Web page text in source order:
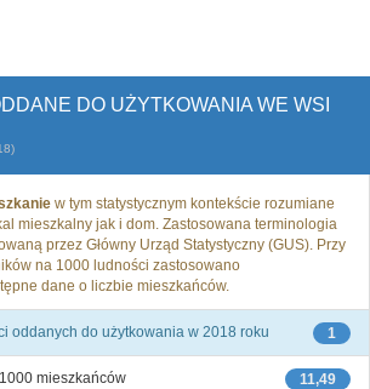
DO UŻYTKOWANIA WE WSI
w tym statystycznym kontekście rozumiane
mieszkalny jak i dom. Zastosowana terminologia
przez Główny Urząd Statystyczny (GUS). Przy
na 1000 ludności zastosowano
dane o liczbie mieszkańców.
1
oddanych do użytkowania w 2018 roku
11,49
mieszkańców